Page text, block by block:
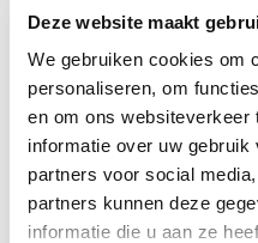
Deze website maakt
We gebruiken cookies om
personaliseren, om
en om ons websiteverkeer
informatie over uw
partners voor social
partners kunnen deze
informatie die u aan ze
Omschrijving
Staleks Pro Cuticle
Medical grade stainless steel,
Staleks is opgericht al meer
Ukraine. Origineel begon
gespecialiseerd in slijpen,
instrumenten en de lijn was